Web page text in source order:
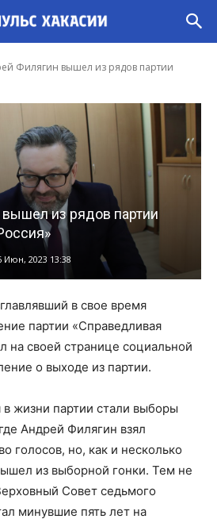
Филягин вышел из рядов партии
из рядов партии
Июн, 2023 13:38
в свое время
партии «Справедливая
на своей странице социальной
о выходе из партии.
в жизни партии стали выборы
Андрей Филягин взял
голосов, но, как и несколько
из выборной гонки. Тем не
Совет седьмого
минувшие пять лет на